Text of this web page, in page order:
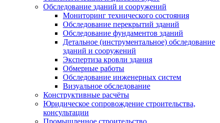
Обследование зданий и сооружений
Мониторинг технического состояния
Обследование перекрытий зданий
Обследование фундаментов зданий
Детальное (инструментальное) обследование
зданий и сооружений
Экспертиза кровли здания
Обмерные работы
Обследование инженерных систем
Визуальное обследование
Конструктивные расчёты
Юридическое сопровождение строительства,
консультации
Промышленное строительство